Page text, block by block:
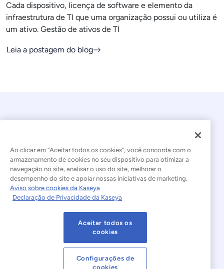
Cada dispositivo, licença de software e elemento da
infraestrutura de TI que uma organização possui ou utiliza é
um ativo. Gestão de ativos de TI
Leia a postagem do blog
© 2026 Kaseya. Todos os direitos reservados.
Português Brasileiro
Declaração sobre a Escravidão Moderna
Termos de Uso do Site Declaração de Privacidade
Mapa do site Cookies Settings
Ao clicar em “Aceitar todos os cookies”, você concorda com o
armazenamento de cookies no seu dispositivo para otimizar a
navegação no site, analisar o uso do site, melhorar o
desempenho do site e apoiar nossas iniciativas de marketing.
Aviso sobre cookies da Kaseya
Declaração de Privacidade da Kaseya
Aceitar todos os
cookies
Configurações de
cookies